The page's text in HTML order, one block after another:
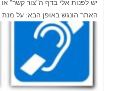
הונגש באופן הבא: על מנת […]